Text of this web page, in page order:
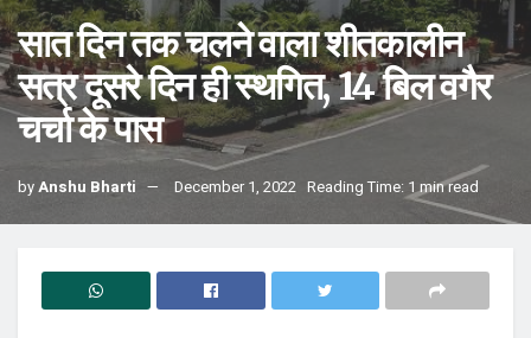
सात दिन तक चलने वाला शीतकालीन
सत्र दूसरे दिन ही स्थगित, 14 बिल वगैर
चर्चा के पास
byAnshu Bharti December 1, 2022 Reading Time: 1 min read